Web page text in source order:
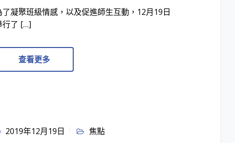
了凝聚班級情感，以及促進師生互動，12月19日
行了 […]
查看更多
2019年12月19日 焦點